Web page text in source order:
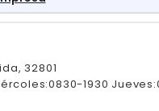
32801
1930